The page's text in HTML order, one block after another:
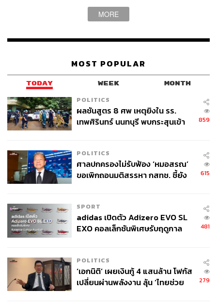
MORE
MOST POPULAR
TODAY WEEK MONTH
POLITICS
ผลชันสูตร 8 ศพ เหตุยิงใน รร.
เทพศิรินทร์ นนทบุรี พบกระสุนเข้า
859
POLITICS
ศาลปกครองไม่รับฟ้อง ‘หมอสรณ’
ขอเพิกถอนมติสรรหา กสทช. ชี้ยัง
615
SPORT
adidas เปิดตัว Adizero EVO SL
EXO คอลเล็กชันพิเศษรับฤดูกาล
481
POLITICS
‘เอกนิติ’ เผยเงินกู้ 4 แสนล้าน โฟกัส
เปลี่ยนผ่านพลังงาน ลุ้น ‘ไทยช่วย
279